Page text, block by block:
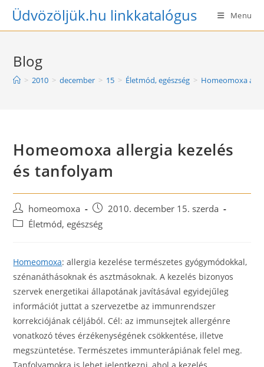
SkipÜdvözöljük.hu linkkatalógus Menu
Blog
> 2010 > december > 15 > Életmód, egészség > Homeomoxa
Homeomoxa allergia kezelés
és tanfolyam
Post
author:
homeomoxa
Post
published:
2010. december 15. szerda
PostÉletmód, egészség
Homeomoxa: allergia kezelése természetes gyógymódokkal,
szénanáthásoknak és asztmásoknak. A kezelés bizonyos
szervek energetikai állapotának javításával egyidejűleg
információt juttat a szervezetbe az immunrendszer
korrekciójának céljából. Cél: az immunsejtek allergénre
vonatkozó téves érzékenységének csökkentése, illetve
megszüntetése. Természetes immunterápiának felel meg.